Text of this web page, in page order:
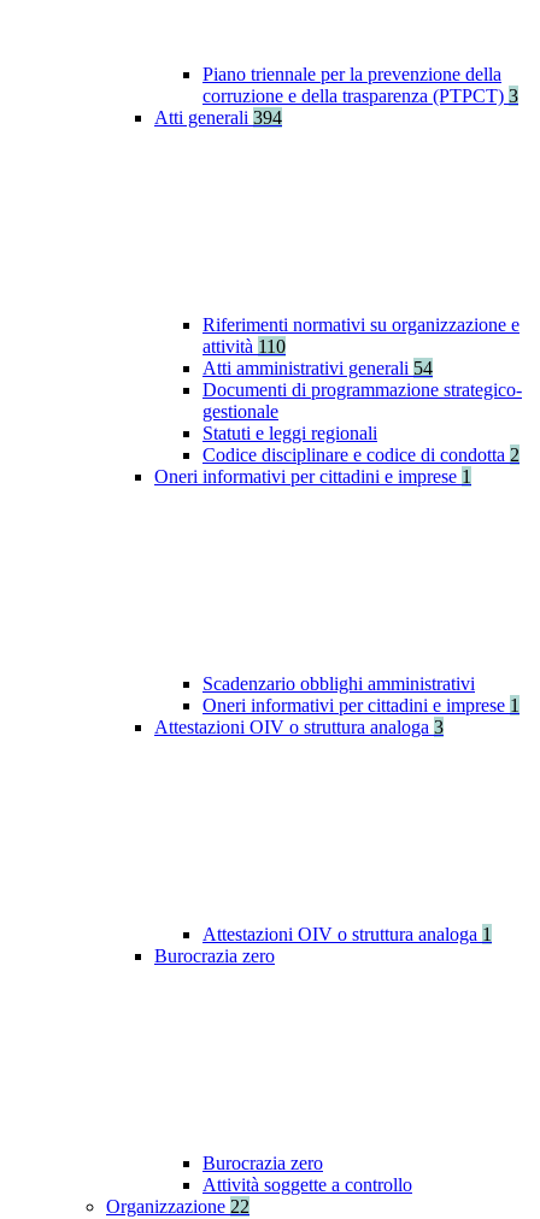
Piano triennale per la prevenzione della
corruzione e della trasparenza (PTPCT) 3
Atti generali 394
Riferimenti normativi su organizzazione e
attività 110
Atti amministrativi generali 54
Documenti di programmazione strategico-
gestionale
Statuti e leggi regionali
Codice disciplinare e codice di condotta 2
Oneri informativi per cittadini e imprese 1
Scadenzario obblighi amministrativi
Oneri informativi per cittadini e imprese 1
Attestazioni OIV o struttura analoga 3
Attestazioni OIV o struttura analoga 1
Burocrazia zero
Burocrazia zero
Attività soggette a controllo
Organizzazione 22